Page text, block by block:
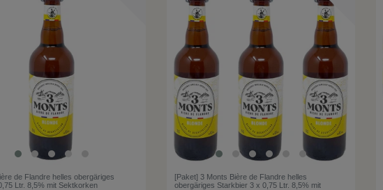
de Flandre helles obergäriges
Ltr. 8,5% mit Sektkorken
[Paket] 3 Monts Bière de Flandre helles
obergäriges Starkbier 3 x 0,75 Ltr. 8,5% mit